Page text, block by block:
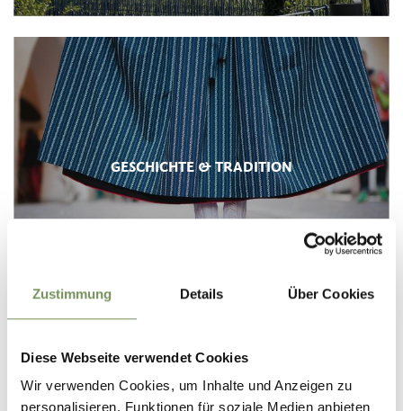
Zustimmung Details Über Cookies
Diese Webseite verwendet Cookies
Wir verwenden Cookies, um Inhalte und Anzeigen zu
personalisieren, Funktionen für soziale Medien anbieten
GESCHICHTE & TRADITION